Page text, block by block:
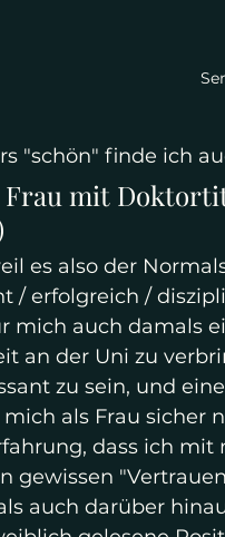
"schön" finde ich
Frau mit
es also der
/ erfolgreich /
mich auch damals
an der Uni zu
zu sein, und
als Frau sicher
dass ich
gewissen
auch darüber